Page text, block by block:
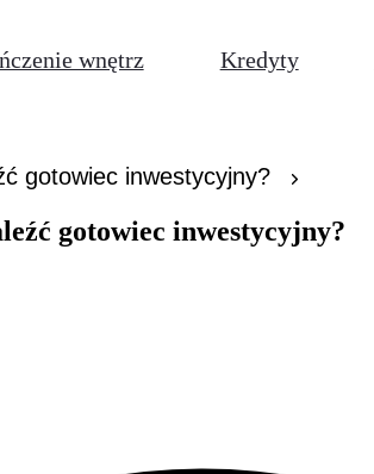
wnętrz Kredyty
gotowiec inwestycyjny?
gotowiec inwestycyjny?